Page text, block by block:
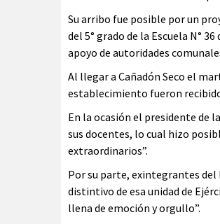
Su arribo fue posible por un
del 5° grado de la Escuela N°
apoyo de autoridades
Al llegar a Cañadón Seco el
establecimiento fueron
En la ocasión el presidente de
sus docentes, lo cual hizo
extraordinarios”.
Por su parte, exintegrantes
distintivo de esa unidad de
llena de emoción y orgullo”.